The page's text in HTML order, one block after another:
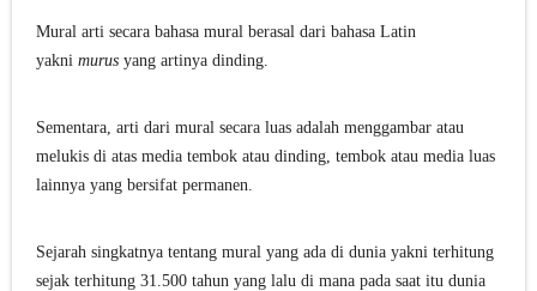
Mural arti secara bahasa mural berasal dari bahasa Latin
yakni murus yang artinya dinding.
Sementara, arti dari mural secara luas adalah menggambar atau
melukis di atas media tembok atau dinding, tembok atau media luas
lainnya yang bersifat permanen.
Sejarah singkatnya tentang mural yang ada di dunia yakni terhitung
sejak terhitung 31.500 tahun yang lalu di mana pada saat itu dunia